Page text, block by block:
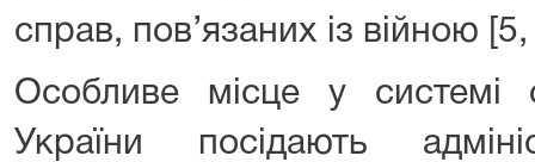
справ, пов’язаних із війною
Особливе місце у системі
України посідають